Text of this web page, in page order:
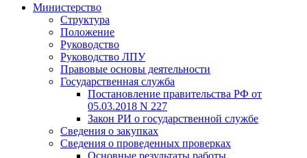
Министерство
Структура
Положение
Руководство
Руководство ЛПУ
Правовые основы деятельности
Государственная служба
Постановление правительства РФ от
05.03.2018 N 227
Закон РИ о государственной службе
Сведения о закупках
Сведения о проведенных проверках
Основные результаты работы